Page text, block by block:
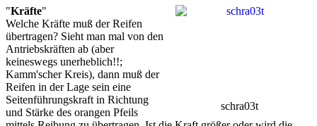
schra03t
"Kräfte"
Welche Kräfte muß der Reifen
übertragen? Sieht man mal von den
Antriebskräften ab (aber
keineswegs unerheblich!!;
Kamm'scher Kreis), dann muß der
Reifen in der Lage sein eine
Seitenführungskraft in Richtung
und Stärke des orangen Pfeils